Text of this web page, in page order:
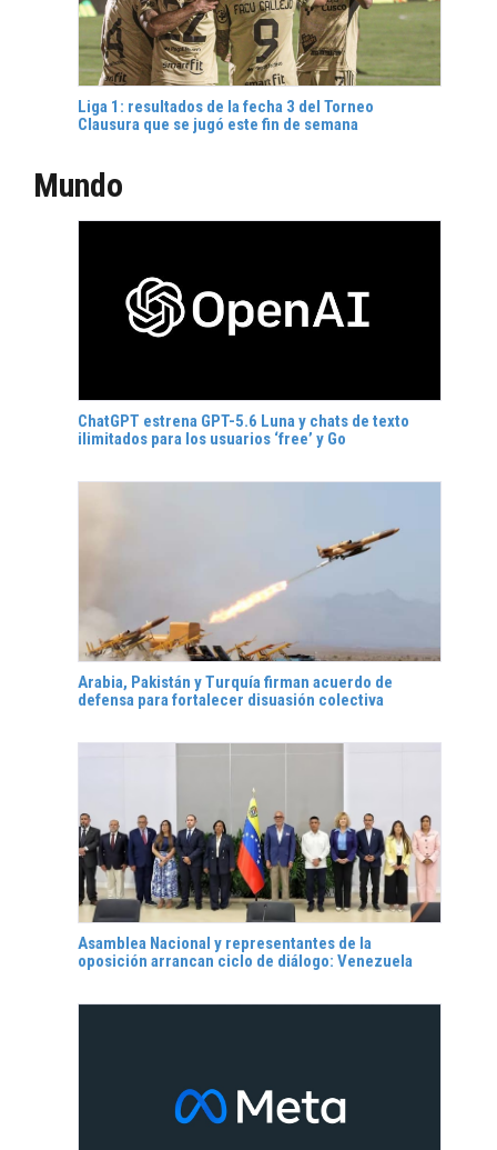
Liga 1: resultados de la fecha 3 del Torneo
Clausura que se jugó este fin de semana
Mundo
ChatGPT estrena GPT-5.6 Luna y chats de texto
ilimitados para los usuarios ‘free’ y Go
Arabia, Pakistán y Turquía firman acuerdo de
defensa para fortalecer disuasión colectiva
Asamblea Nacional y representantes de la
oposición arrancan ciclo de diálogo: Venezuela